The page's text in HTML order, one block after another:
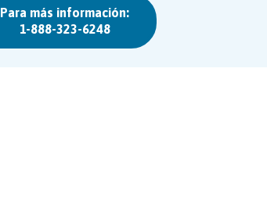
Para más información:
1-888-323-6248